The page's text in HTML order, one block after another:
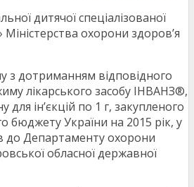
дитячої спеціалізованої
охорони здоров’я
з дотриманням відповідного
лікарського засобу ІНВАНЗ®,
для ін’єкцій по 1 г, закупленого
бюджету України на 2015 рік, у
до Департаменту охорони
обласної державної